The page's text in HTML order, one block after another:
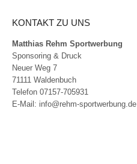
KONTAKT ZU UNS
Matthias Rehm Sportwerbung
Sponsoring & Druck
Neuer Weg 7
71111 Waldenbuch
Telefon 07157-705931
E-Mail: info@rehm-sportwerbung.de